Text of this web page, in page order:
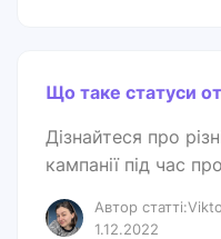
Що таке статуси
Дізнайтеся про
кампанії під час
Автор
1.12.2022